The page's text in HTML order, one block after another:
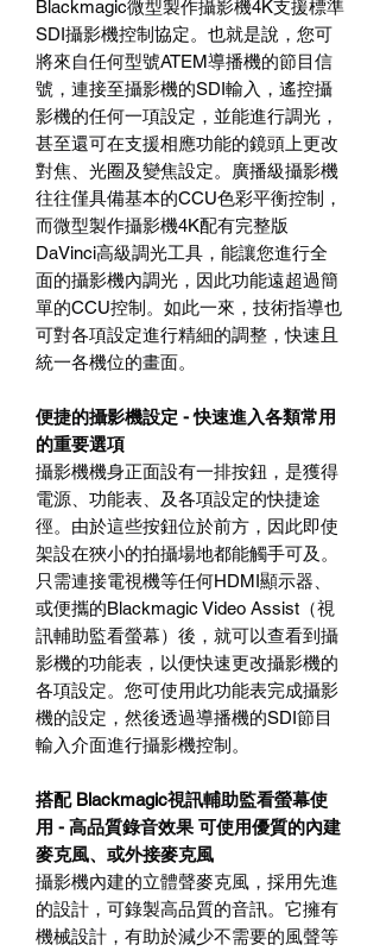
Blackmagic微型製作攝影機4K支援標準
SDI攝影機控制協定。也就是說，您可
將來自任何型號ATEM導播機的節目信
號，連接至攝影機的SDI輸入，遙控攝
影機的任何一項設定，並能進行調光，
甚至還可在支援相應功能的鏡頭上更改
對焦、光圈及變焦設定。廣播級攝影機
往往僅具備基本的CCU色彩平衡控制，
而微型製作攝影機4K配有完整版
DaVinci高級調光工具，能讓您進行全
面的攝影機內調光，因此功能遠超過簡
單的CCU控制。如此一來，技術指導也
可對各項設定進行精細的調整，快速且
統一各機位的畫面。
便捷的攝影機設定 - 快速進入各類常用
的重要選項
攝影機機身正面設有一排按鈕，是獲得
電源、功能表、及各項設定的快捷途
徑。由於這些按鈕位於前方，因此即使
架設在狹小的拍攝場地都能觸手可及。
只需連接電視機等任何HDMI顯示器、
或便攜的Blackmagic Video Assist（視
訊輔助監看螢幕）後，就可以查看到攝
影機的功能表，以便快速更改攝影機的
各項設定。您可使用此功能表完成攝影
機的設定，然後透過導播機的SDI節目
輸入介面進行攝影機控制。
搭配 Blackmagic視訊輔助監看螢幕使
用 - 高品質錄音效果 可使用優質的內建
麥克風、或外接麥克風
攝影機內建的立體聲麥克風，採用先進
的設計，可錄製高品質的音訊。它擁有
機械設計，有助於減少不需要的風聲等